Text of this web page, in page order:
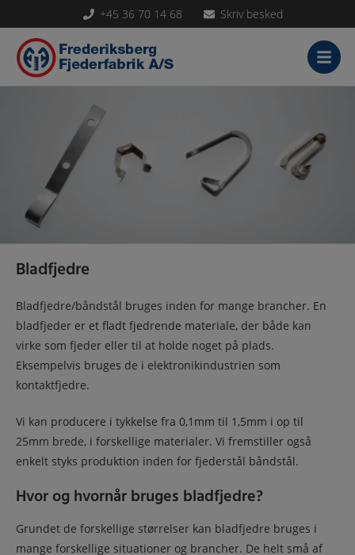
indholdet
+45 36 70 14 68 Skriv besked
Bladfjedre
Bladfjedre/båndstål bruges inden for mange brancher. En
bladfjeder er et fladt fjedrende materiale, der både kan
virke som fjeder eller til at holde noget på plads.
Eksempelvis bruges de i elektronikindustrien som
kontaktfjedre.
Vi kan producere i tykkelse fra 0,1mm til 1,5mm i op til
25mm brede, i forskellige materialer. Vi fremstiller også
enkelt styks produktion inden for fjederstål båndstål.
Hvor og hvornår bruges bladfjedre?
Grundet de forskellige størrelser kan bladfjedre bruges i
mange forskellige situationer og brancher. De helt små af